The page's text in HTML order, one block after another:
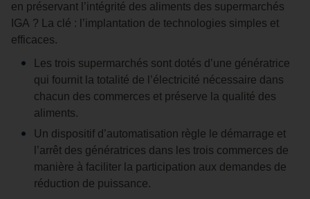
en préservant l’intégrité des aliments des supermarchés
IGA ? La clé : l’implantation de technologies simples et
efficaces.
Les trois supermarchés sont dotés d’une génératrice
qui fournit la totalité de l’électricité nécessaire dans
chacun des commerces et préserve la qualité des
aliments.
Un dispositif d’automatisation règle le démarrage et
l’arrêt des génératrices dans les trois commerces de
manière à faciliter la participation aux demandes de
réduction de puissance.